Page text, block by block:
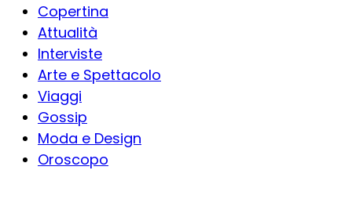
Copertina
Attualità
Interviste
Arte e Spettacolo
Viaggi
Gossip
Moda e Design
Oroscopo